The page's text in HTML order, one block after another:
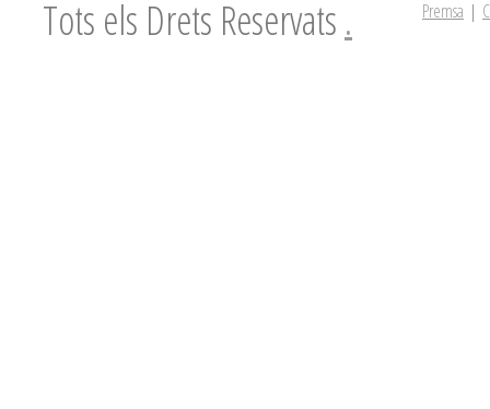
Tots els Drets Reservats . Premsa |